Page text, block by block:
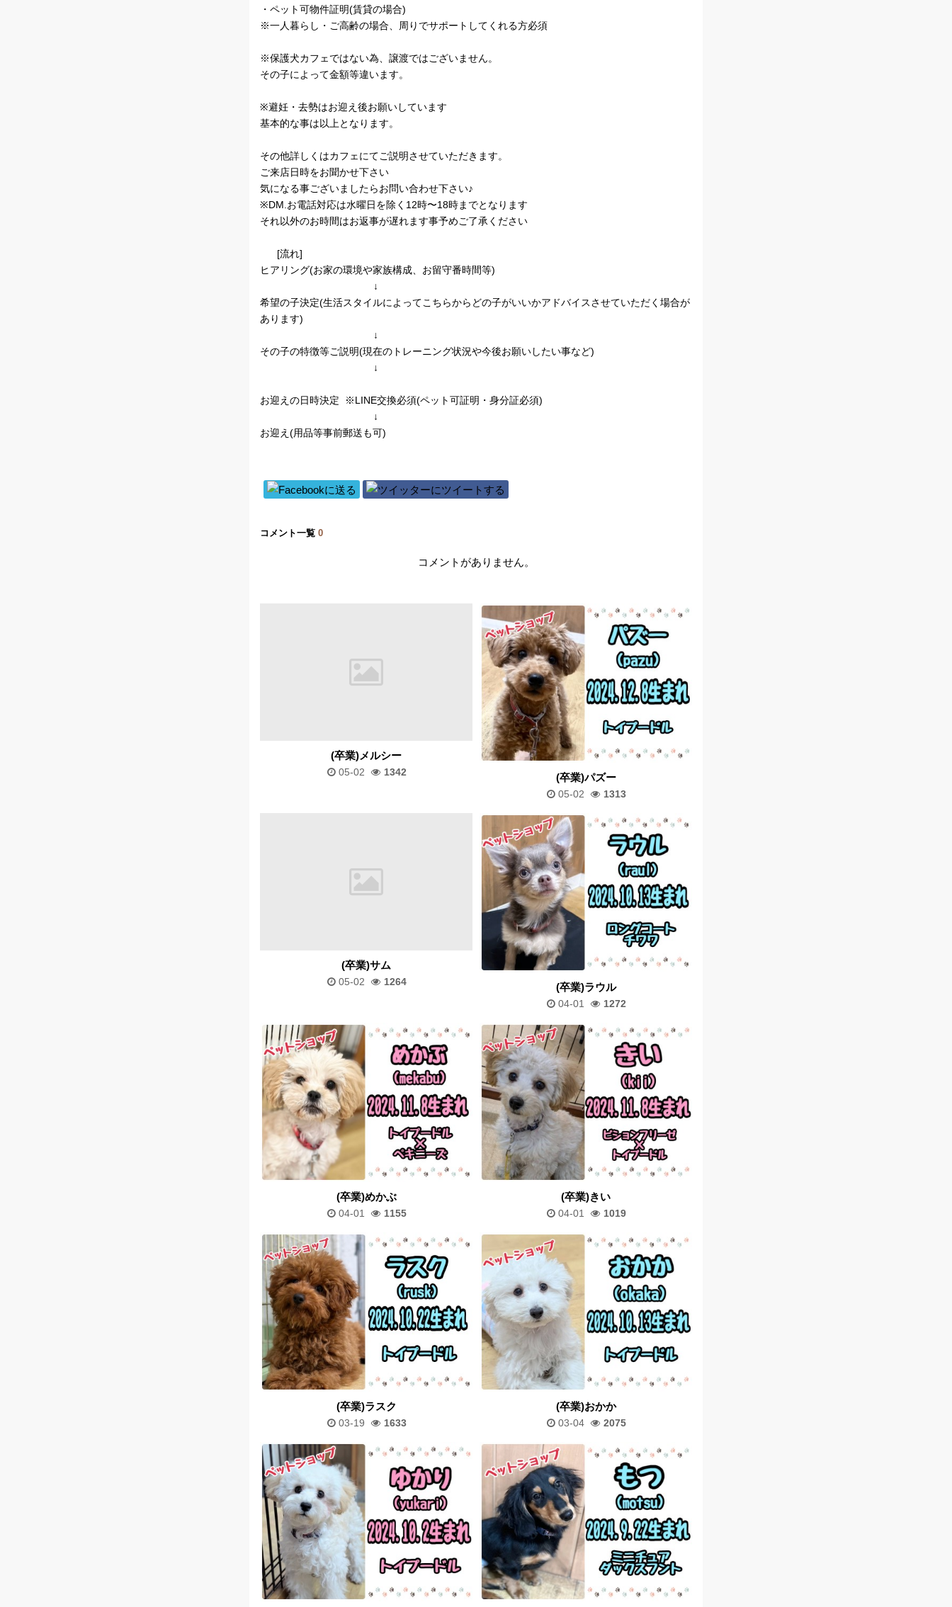
・ペット可物件証明(賃貸の場合)
※一人暮らし・ご高齢の場合、周りでサポートしてくれる方必須
※保護犬カフェではない為、譲渡ではございません。
その子によって金額等違います。
※避妊・去勢はお迎え後お願いしています
基本的な事は以上となります。
その他詳しくはカフェにてご説明させていただきます。
ご来店日時をお聞かせ下さい
気になる事ございましたらお問い合わせ下さい♪
※DM.お電話対応は水曜日を除く12時〜18時までとなります
それ以外のお時間はお返事が遅れます事予めご了承ください
[流れ]
ヒアリング(お家の環境や家族構成、お留守番時間等)
↓
希望の子決定(生活スタイルによってこちらからどの子がいいかアドバイスさせていただく場合が
あります)
↓
その子の特徴等ご説明(現在のトレーニング状況や今後お願いしたい事など)
↓
お迎えの日時決定 ※LINE交換必須(ペット可証明・身分証必須)
↓
お迎え(用品等事前郵送も可)
コメント一覧 0
コメントがありません。
(卒業)メルシー
05-02 1342 (卒業)パズー
05-02 1313
(卒業)サム
05-02 1264 (卒業)ラウル
04-01 1272
(卒業)めかぶ
04-01 1155
(卒業)きい
04-01 1019
(卒業)ラスク
03-19 1633
(卒業)おかか
03-04 2075